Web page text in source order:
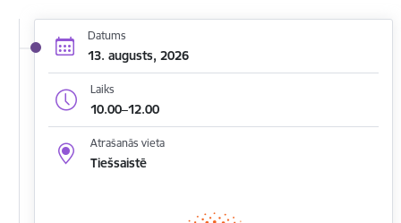
Datums
13. augusts, 2026
Laiks
10.00–12.00
Atrašanās vieta
Tiešsaistē